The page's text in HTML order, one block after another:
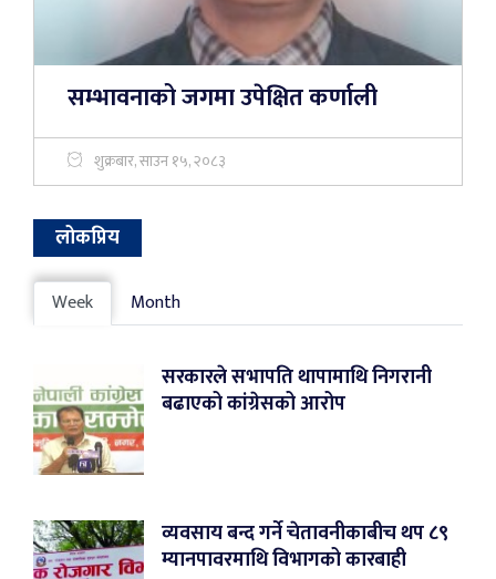
सम्भावनाको जगमा उपेक्षित कर्णाली
शुक्रबार, साउन १५, २०८३
लोकप्रिय
Week Month
सरकारले सभापति थापामाथि निगरानी
बढाएको कांग्रेसको आरोप
व्यवसाय बन्द गर्ने चेतावनीकाबीच थप ८९
म्यानपावरमाथि विभागको कारबाही